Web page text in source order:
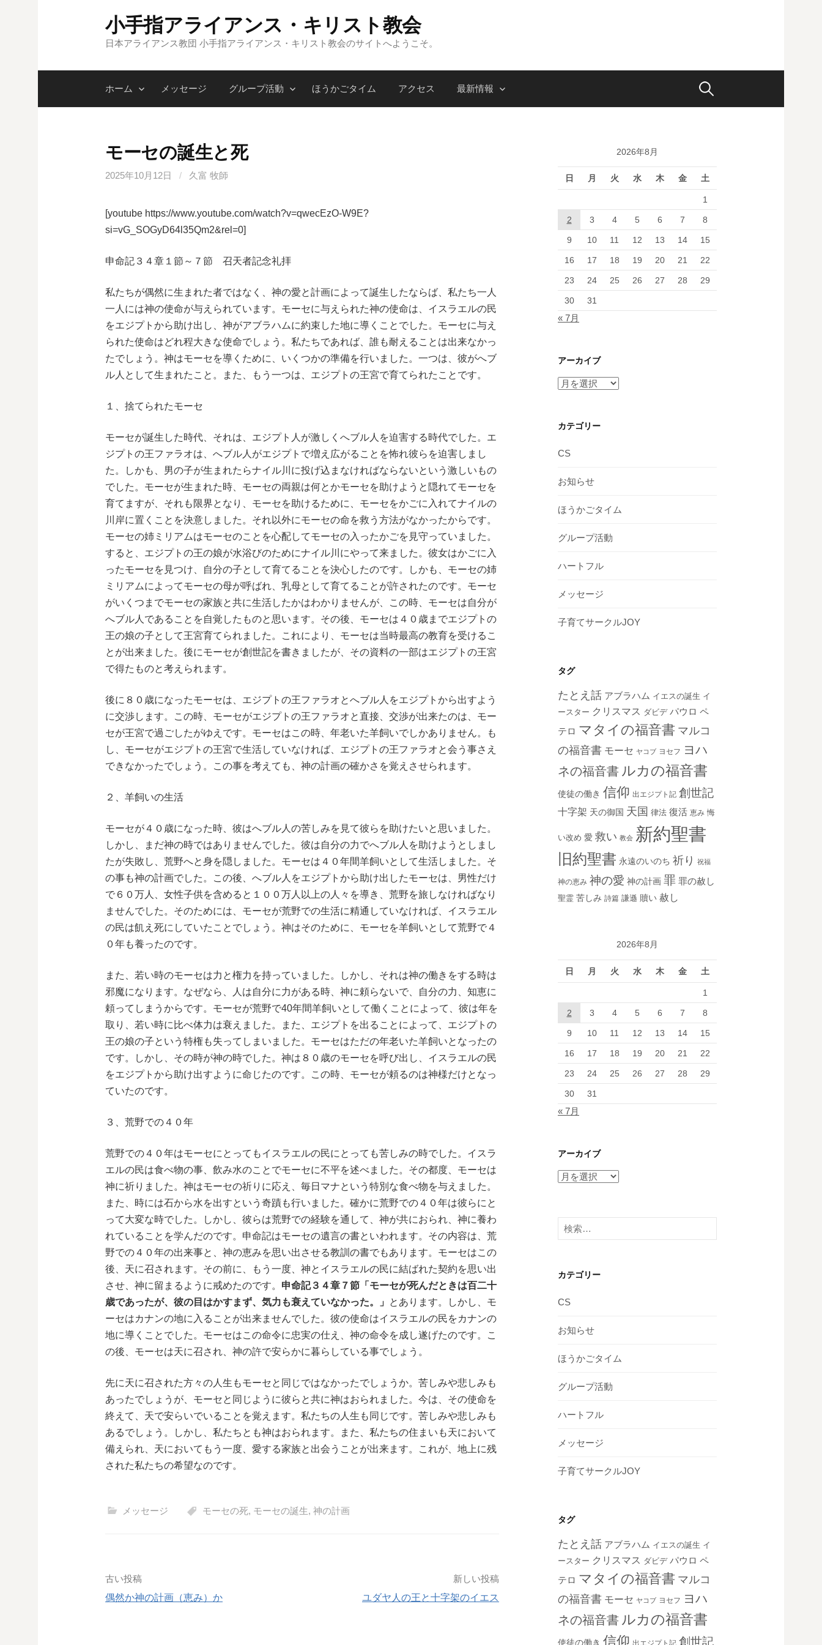
ツ
ス
小手指アライアンス・キリスト教会
日本アライアンス教団 小手指アライアンス・キリスト教会のサイトへようこそ。
ホーム メッセージ グループ活動 ほうかごタイム アクセス 最新情報 検
モーセの誕生と死
2025年10月12日 / 久富 牧師
[youtube https://www.youtube.com/watch?v=qwecEzO-W9E?
si=vG_SOGyD64l35Qm2&rel=0]
申命記３４章１節～７節 召天者記念礼拝
私たちが偶然に生まれた者ではなく、神の愛と計画によって誕生したならば、私たち一人
一人には神の使命が与えられています。モーセに与えられた神の使命は、イスラエルの民
をエジプトから助け出し、神がアブラハムに約束した地に導くことでした。モーセに与え
られた使命はどれ程大きな使命でしょう。私たちであれば、誰も耐えることは出来なかっ
たでしょう。神はモーセを導くために、いくつかの準備を行いました。一つは、彼がへブ
ル人として生まれたこと。また、もう一つは、エジプトの王宮で育てられたことです。
１、捨てられたモーセ
モーセが誕生した時代、それは、エジプト人が激しくへブル人を迫害する時代でした。エ
ジプトの王ファラオは、へブル人がエジプトで増え広がることを怖れ彼らを迫害しまし
た。しかも、男の子が生まれたらナイル川に投げ込まなければならないという激しいもの
でした。モーセが生まれた時、モーセの両親は何とかモーセを助けようと隠れてモーセを
育てますが、それも限界となり、モーセを助けるために、モーセをかごに入れてナイルの
川岸に置くことを決意しました。それ以外にモーセの命を救う方法がなかったからです。
モーセの姉ミリアムはモーセのことを心配してモーセの入ったかごを見守っていました。
すると、エジプトの王の娘が水浴びのためにナイル川にやって来ました。彼女はかごに入
ったモーセを見つけ、自分の子として育てることを決心したのです。しかも、モーセの姉
ミリアムによってモーセの母が呼ばれ、乳母として育てることが許されたのです。モーセ
がいくつまでモーセの家族と共に生活したかはわかりませんが、この時、モーセは自分が
へブル人であることを自覚したものと思います。その後、モーセは４０歳までエジプトの
王の娘の子として王宮育てられました。これにより、モーセは当時最高の教育を受けるこ
とが出来ました。後にモーセが創世記を書きましたが、その資料の一部はエジプトの王宮
で得たものと考えられます。
後に８０歳になったモーセは、エジプトの王ファラオとへブル人をエジプトから出すよう
に交渉します。この時、モーセがエジプトの王ファラオと直接、交渉が出来たのは、モー
セが王宮で過ごしたがゆえです。モーセはこの時、年老いた羊飼いでしかありません。も
し、モーセがエジプトの王宮で生活していなければ、エジプトの王ファラオと会う事さえ
できなかったでしょう。この事を考えても、神の計画の確かさを覚えさせられます。
２、羊飼いの生活
モーセが４０歳になった時、彼はへブル人の苦しみを見て彼らを助けたいと思いました。
しかし、まだ神の時ではありませんでした。彼は自分の力でへブル人を助けようとしまし
たが失敗し、荒野へと身を隠しました。モーセは４０年間羊飼いとして生活しました。そ
の事も神の計画でした。この後、へブル人をエジプトから助け出したモーセは、男性だけ
で６０万人、女性子供を含めると１００万人以上の人々を導き、荒野を旅しなければなり
ませんでした。そのためには、モーセが荒野での生活に精通していなければ、イスラエル
の民は飢え死にしていたことでしょう。神はそのために、モーセを羊飼いとして荒野で４
０年も養ったのです。
また、若い時のモーセは力と権力を持っていました。しかし、それは神の働きをする時は
邪魔になります。なぜなら、人は自分に力がある時、神に頼らないで、自分の力、知恵に
頼ってしまうからです。モーセが荒野で40年間羊飼いとして働くことによって、彼は年を
取り、若い時に比べ体力は衰えました。また、エジプトを出ることによって、エジプトの
王の娘の子という特権も失ってしまいました。モーセはただの年老いた羊飼いとなったの
です。しかし、その時が神の時でした。神は８０歳のモーセを呼び出し、イスラエルの民
をエジプトから助け出すように命じたのです。この時、モーセが頼るのは神様だけとなっ
ていたのです。
３、荒野での４０年
荒野での４０年はモーセにとってもイスラエルの民にとっても苦しみの時でした。イスラ
エルの民は食べ物の事、飲み水のことでモーセに不平を述べました。その都度、モーセは
神に祈りました。神はモーセの祈りに応え、毎日マナという特別な食べ物を与えました。
また、時には石から水を出すという奇蹟も行いました。確かに荒野での４０年は彼らにと
って大変な時でした。しかし、彼らは荒野での経験を通して、神が共におられ、神に養わ
れていることを学んだのです。申命記はモーセの遺言の書といわれます。その内容は、荒
野での４０年の出来事と、神の恵みを思い出させる教訓の書でもあります。モーセはこの
後、天に召されます。その前に、もう一度、神とイスラエルの民に結ばれた契約を思い出
させ、神に留まるように戒めたのです。 申命記３４章７節「モーセが死んだときは百二十
歳であったが、彼の目はかすまず、気力も衰えていなかった。」
とあります。しかし、モ
ーセはカナンの地に入ることが出来ませんでした。彼の使命はイスラエルの民をカナンの
地に導くことでした。モーセはこの命令に忠実の仕え、神の命令を成し遂げたのです。こ
の後、モーセは天に召され、神の許で安らかに暮らしている事でしょう。
先に天に召された方々の人生もモーセと同じではなかったでしょうか。苦しみや悲しみも
あったでしょうが、モーセと同じように彼らと共に神はおられました。今は、その使命を
終えて、天で安らいでいることを覚えます。私たちの人生も同じです。苦しみや悲しみも
あるでしょう。しかし、私たちとも神はおられます。また、私たちの住まいも天において
備えられ、天においてもう一度、愛する家族と出会うことが出来ます。これが、地上に残
された私たちの希望なのです。
メッセージ モーセの死, モーセの誕生, 神の計画
投
稿
古い投稿
偶然か神の計画（恵み）か
新しい投稿
ユダヤ人の王と十字架のイエス
2026年8月
日 月 火 水 木 金 土
1
2 3 4 5 6 7 8
9 10 11 12 13 14 15
16 17 18 19 20 21 22
23 24 25 26 27 28 29
30 31
« 7月
アーカイブ
ア
イ
カテゴリー
CS
お知らせ
ほうかごタイム
グループ活動
ハートフル
メッセージ
子育てサークルJOY
タグ
たとえ話 アブラハム イエスの誕生 イ
ースター クリスマス ダビデ パウロ ペ
テロ マタイの福音書 マルコ
の福音書 モーセ ヤコブ ヨセフ ヨハ
ネの福音書 ルカの福音書
使徒の働き 信仰 出エジプト記 創世記
十字架 天の御国 天国 律法 復活 恵み 悔
い改め 愛 救い 教会 新約聖書
旧約聖書 永遠のいのち 祈り 祝福
神の恵み 神の愛 神の計画 罪 罪の赦し
聖霊 苦しみ 詩篇 謙遜 贖い 赦し
2026年8月
日 月 火 水 木 金 土
1
2 3 4 5 6 7 8
9 10 11 12 13 14 15
16 17 18 19 20 21 22
23 24 25 26 27 28 29
30 31
« 7月
アーカイブ
ア
イ
ブ
検
索:
カテゴリー
CS
お知らせ
ほうかごタイム
グループ活動
ハートフル
メッセージ
子育てサークルJOY
タグ
たとえ話 アブラハム イエスの誕生 イ
ースター クリスマス ダビデ パウロ ペ
テロ マタイの福音書 マルコ
の福音書 モーセ ヤコブ ヨセフ ヨハ
ネの福音書 ルカの福音書
使徒の働き 信仰 出エジプト記 創世記